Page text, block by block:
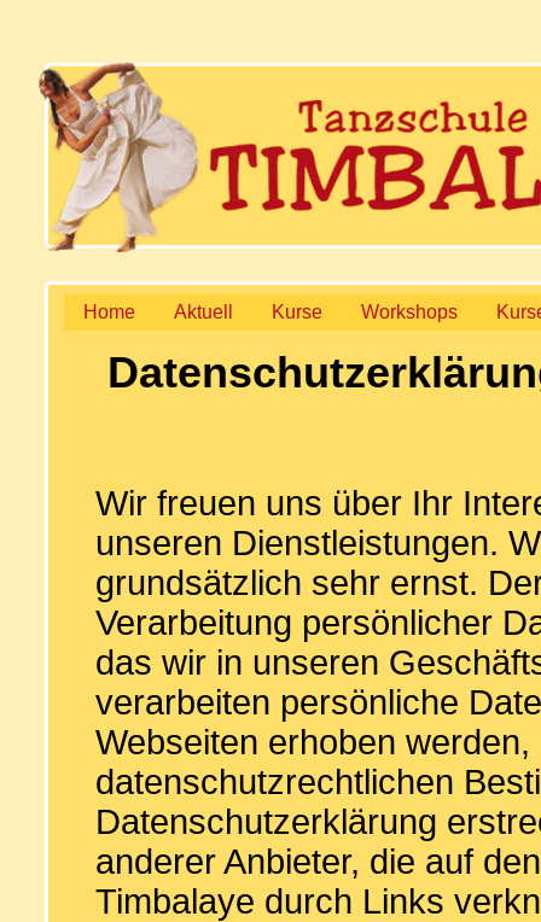
Home Aktuell Kurse Workshops
Wir freuen uns über Ihr
unseren Dienstleistungen.
grundsätzlich sehr ernst.
Verarbeitung persönlicher
das wir in unseren
verarbeiten persönliche
Webseiten erhoben
datenschutzrechtlichen
Datenschutzerklärung
anderer Anbieter, die auf
Timbalaye durch Links